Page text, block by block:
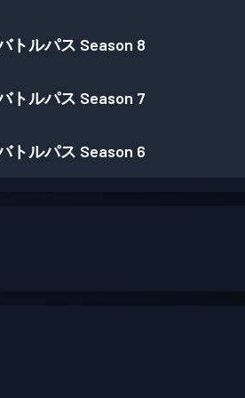
トルパス Season 8
トルパス Season 7
トルパス Season 6